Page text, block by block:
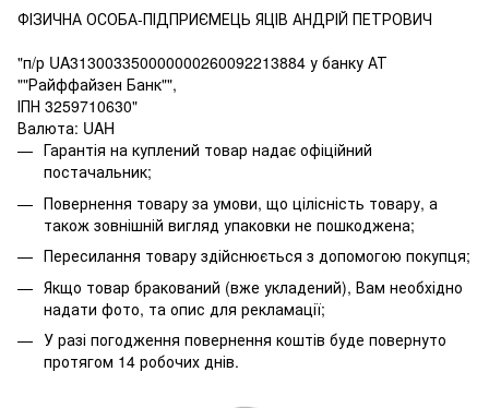
ФІЗИЧНА ОСОБА-ПІДПРИЄМЕЦЬ ЯЦІВ АНДРІЙ ПЕТРОВИЧ
"п/р UA313003350000000260092213884 у банку АТ
""Райффайзен Банк"",
ІПН 3259710630"
Валюта: UAH
Гарантія на куплений товар надає офіційний
постачальник;
Повернення товару за умови, що цілісність товару, а
також зовнішній вигляд упаковки не пошкоджена;
Пересилання товару здійснюється з допомогою покупця;
Якщо товар бракований (вже укладений), Вам необхідно
надати фото, та опис для рекламації;
У разі погодження повернення коштів буде повернуто
протягом 14 робочих днів.